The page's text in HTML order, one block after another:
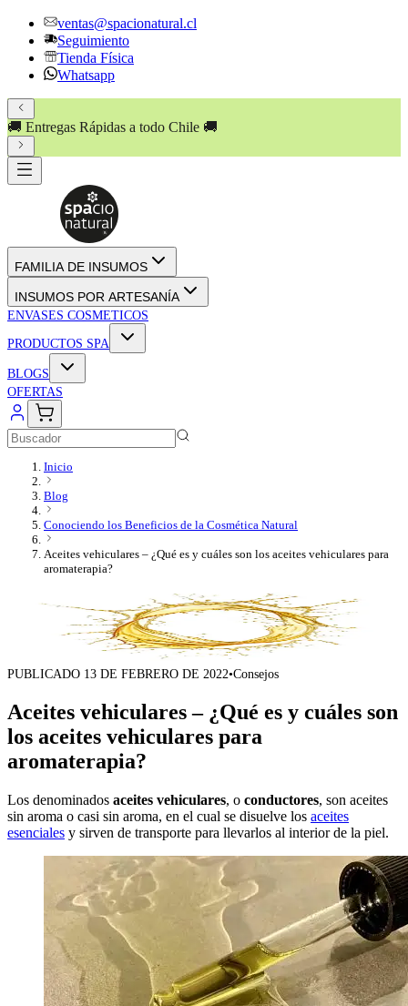
ventas@spacionatural.cl
Seguimiento
Tienda Física
Whatsapp
🚚 Entregas Rápidas a todo Chile 🚚
FAMILIA DE INSUMOS
INSUMOS POR ARTESANÍA
ENVASES COSMETICOS
PRODUCTOS SPA
BLOGS
OFERTAS
Inicio
Blog
Conociendo los Beneficios de la Cosmética Natural
Aceites vehiculares – ¿Qué es y cuáles son los aceites vehiculares para
aromaterapia?
PUBLICADO 13 DE FEBRERO DE 2022•Consejos
Aceites vehiculares – ¿Qué es y cuáles son
los aceites vehiculares para
aromaterapia?
Los denominados aceites vehiculares, o conductores, son aceites
sin aroma o casi sin aroma, en el cual se disuelve los aceites
esenciales y sirven de transporte para llevarlos al interior de la piel.